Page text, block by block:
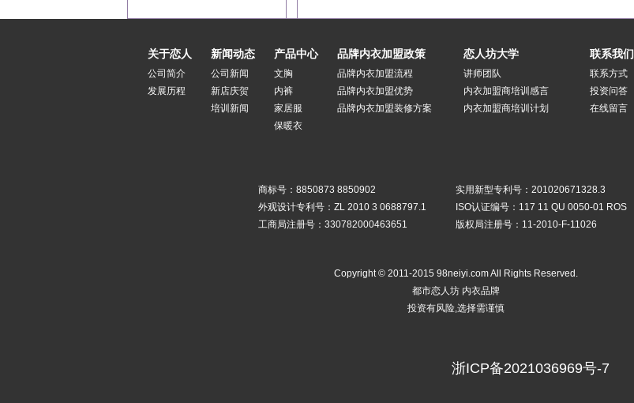
关于恋人
公司简介
发展历程
新闻动态
公司新闻
新店庆贺
培训新闻
产品中心
文胸
内裤
家居服
保暖衣
品牌内衣加盟政策
品牌内衣加盟流程
品牌内衣加盟优势
品牌内衣加盟装修方案
恋人坊大学
讲师团队
内衣加盟商培训感言
内衣加盟商培训计划
联系我们
联系方式
投资问答
在线留言
商标号：8850873 8850902
实用新型专利号：201020671328.3
外观设计专利号：ZL 2010 3 0688797.1
ISO认证编号：117 11 QU 0050-01 ROS
工商局注册号：330782000463651
版权局注册号：11-2010-F-11026
Copyright © 2011-2015 98neiyi.com All Rights Reserved.
都市恋人坊 内衣品牌
投资有风险,选择需谨慎
浙ICP备2021036969号-7